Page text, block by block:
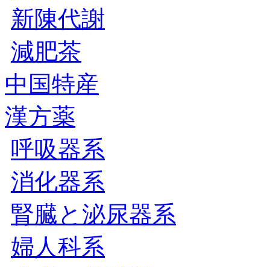
新陳代謝
減肥茶
中国特産
漢方薬
呼吸器系
消化器系
腎臓と泌尿器系
婦人科系